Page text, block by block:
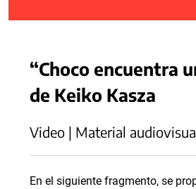
“Choco encuentra
de Keiko Kasza
Video | Material
En el siguiente fragmento, se